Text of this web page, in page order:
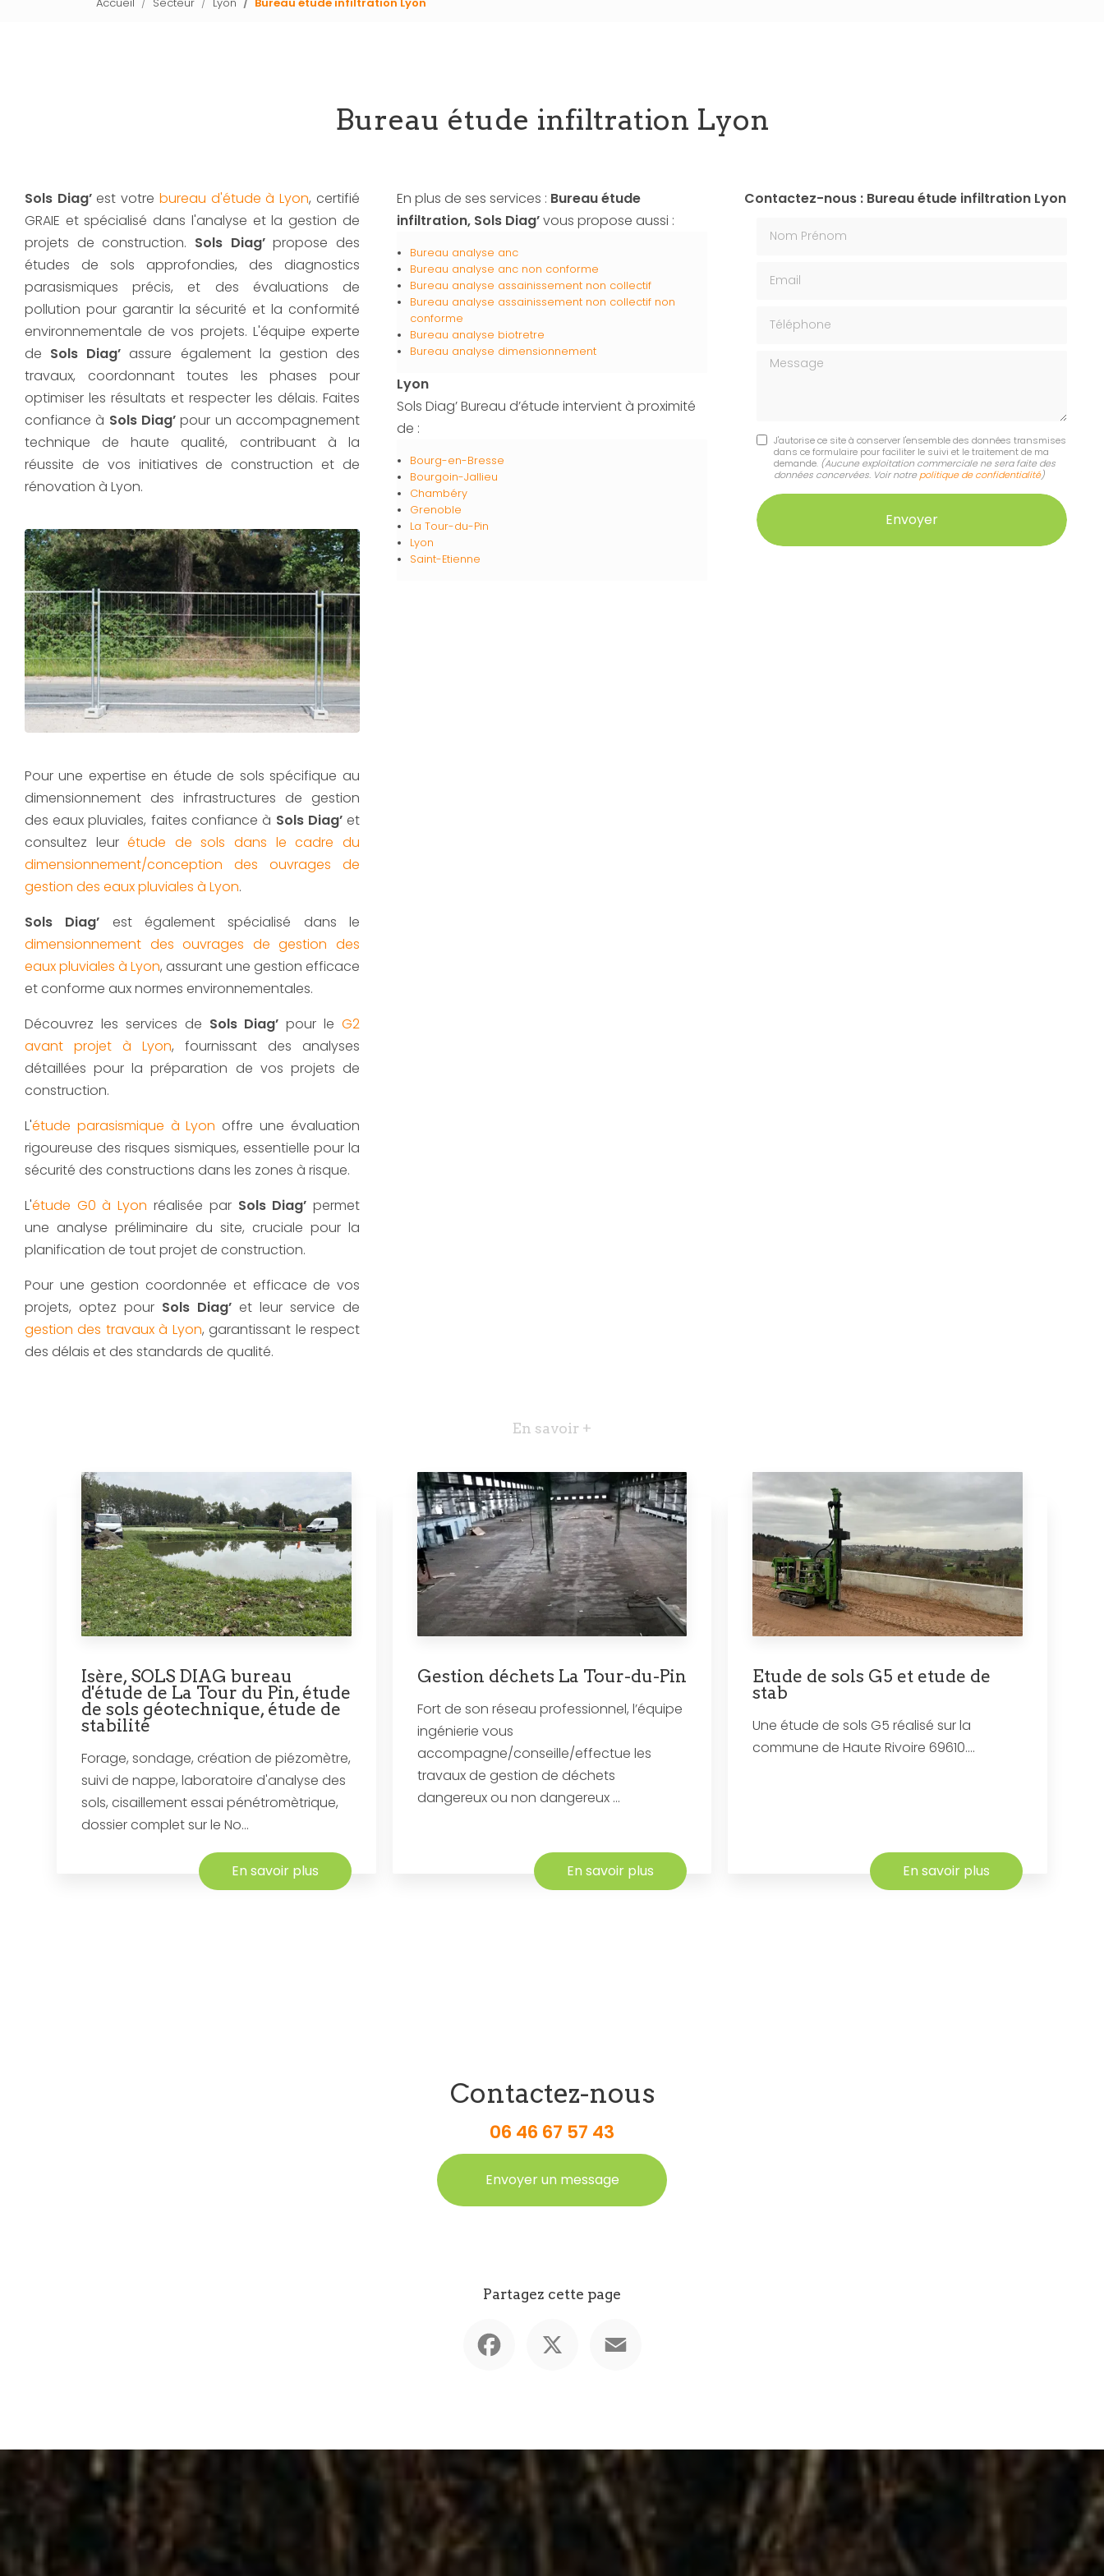
Bureau étude infiltration Lyon
Sols Diag’est votre bureau d'étude à Lyon, certifié
GRAIE et spécialisé dans l'analyse et la gestion de
projets de construction. Sols Diag’propose des
études de sols approfondies, des diagnostics
parasismiques précis, et des évaluations de
pollution pour garantir la sécurité et la conformité
environnementale de vos projets. L'équipe experte
de Sols Diag’ assure également la gestion des
travaux, coordonnant toutes les phases pour
optimiser les résultats et respecter les délais. Faites
confiance à Sols Diag’ pour un accompagnement
technique de haute qualité, contribuant à la
réussite de vos initiatives de construction et de
rénovation à Lyon.
Pour une expertise en étude de sols spécifique au
dimensionnement des infrastructures de gestion
des eaux pluviales, faites confiance à Sols Diag’et
consultez leurétude de sols dans le cadre du
dimensionnement/conception des ouvrages de
gestion des eaux pluviales à Lyon.
Sols Diag’ est également spécialisé dans le
dimensionnement des ouvrages de gestion des
eaux pluviales à Lyon, assurant une gestion efficace
et conforme aux normes environnementales.
Découvrez les services de Sols Diag’ pour le G2
avant projet à Lyon, fournissant des analyses
détaillées pour la préparation de vos projets de
construction.
L'étude parasismique à Lyon offre une évaluation
rigoureuse des risques sismiques, essentielle pour la
sécurité des constructions dans les zones à risque.
L'étude G0 à Lyon réalisée par Sols Diag’ permet
une analyse préliminaire du site, cruciale pour la
planification de tout projet de construction.
Pour une gestion coordonnée et efficace de vos
projets, optez pour Sols Diag’ et leur service de
gestion des travaux à Lyon, garantissant le respect
des délais et des standards de qualité.
En plus de ses services : Bureau étude
infiltration, Sols Diag’vous propose aussi :
Bureau analyse anc
Bureau analyse anc non conforme
Bureau analyse assainissement non collectif
Bureau analyse assainissement non collectif non
conforme
Bureau analyse biotretre
Bureau analyse dimensionnement
Lyon
Sols Diag’ Bureau d’étude intervient à proximité
de :
Bourg-en-Bresse
Bourgoin-Jallieu
Chambéry
Grenoble
La Tour-du-Pin
Lyon
Saint-Etienne
Contactez-nous : Bureau étude infiltration Lyon
Nom Prénom
Email
Téléphone
Message
J'autorise ce site à conserver l'ensemble des données transmises
dans ce formulaire pour faciliter le suivi et le traitement de ma
demande. (Aucune exploitation commerciale ne sera faite des
données concervées. Voir notre politique de confidentialité)
En savoir +
Isère, SOLS DIAG bureau
d'étude de La Tour du Pin, étude
de sols géotechnique, étude de
stabilité
Forage, sondage, création de piézomètre,
suivi de nappe, laboratoire d'analyse des
sols, cisaillement essai pénétromètrique,
dossier complet sur le No...
En savoir plus
Gestion déchets La Tour-du-Pin
Fort de son réseau professionnel, l’équipe
ingénierie vous
accompagne/conseille/effectue les
travaux de gestion de déchets
dangereux ou non dangereux ...
En savoir plus
Etude de sols G5 et etude de
stab
Une étude de sols G5 réalisé sur la
commune de Haute Rivoire 69610....
En savoir plus
Contactez-nous
06 46 67 57 43
Envoyer un message
Partagez cette page